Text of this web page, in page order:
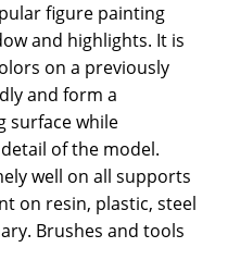
figure painting
and highlights. It is
on a previously
and form a
surface while
of the model.
well on all supports
on resin, plastic, steel
Brushes and tools